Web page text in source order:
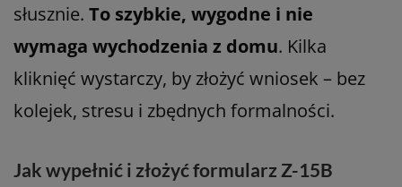
słusznie. To szybkie, wygodne i nie
wymaga wychodzenia z domu. Kilka
kliknięć wystarczy, by złożyć wniosek – bez
kolejek, stresu i zbędnych formalności.
Jak wypełnić i złożyć formularz Z-15B